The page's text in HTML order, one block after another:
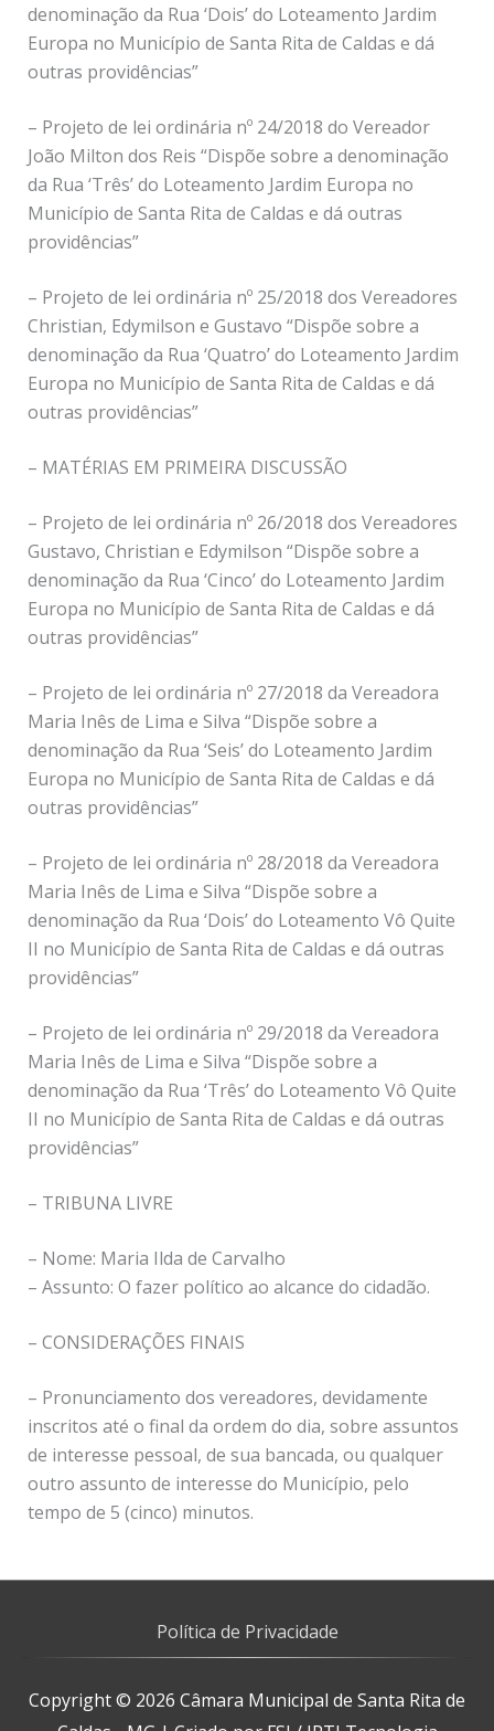
denominação da Rua ‘Dois’ do Loteamento Jardim
Europa no Município de Santa Rita de Caldas e dá
outras providências”
– Projeto de lei ordinária nº 24/2018 do Vereador
João Milton dos Reis “Dispõe sobre a denominação
da Rua ‘Três’ do Loteamento Jardim Europa no
Município de Santa Rita de Caldas e dá outras
providências”
– Projeto de lei ordinária nº 25/2018 dos Vereadores
Christian, Edymilson e Gustavo “Dispõe sobre a
denominação da Rua ‘Quatro’ do Loteamento Jardim
Europa no Município de Santa Rita de Caldas e dá
outras providências”
– MATÉRIAS EM PRIMEIRA DISCUSSÃO
– Projeto de lei ordinária nº 26/2018 dos Vereadores
Gustavo, Christian e Edymilson “Dispõe sobre a
denominação da Rua ‘Cinco’ do Loteamento Jardim
Europa no Município de Santa Rita de Caldas e dá
outras providências”
– Projeto de lei ordinária nº 27/2018 da Vereadora
Maria Inês de Lima e Silva “Dispõe sobre a
denominação da Rua ‘Seis’ do Loteamento Jardim
Europa no Município de Santa Rita de Caldas e dá
outras providências”
– Projeto de lei ordinária nº 28/2018 da Vereadora
Maria Inês de Lima e Silva “Dispõe sobre a
denominação da Rua ‘Dois’ do Loteamento Vô Quite
II no Município de Santa Rita de Caldas e dá outras
providências”
– Projeto de lei ordinária nº 29/2018 da Vereadora
Maria Inês de Lima e Silva “Dispõe sobre a
denominação da Rua ‘Três’ do Loteamento Vô Quite
II no Município de Santa Rita de Caldas e dá outras
providências”
– TRIBUNA LIVRE
– Nome: Maria Ilda de Carvalho
– Assunto: O fazer político ao alcance do cidadão.
– CONSIDERAÇÕES FINAIS
– Pronunciamento dos vereadores, devidamente
inscritos até o final da ordem do dia, sobre assuntos
de interesse pessoal, de sua bancada, ou qualquer
outro assunto de interesse do Município, pelo
tempo de 5 (cinco) minutos.
Política de Privacidade
Copyright © 2026 Câmara Municipal de Santa Rita de